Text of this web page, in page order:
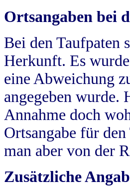
Ortsangaben bei
Bei den Taufpaten
Herkunft. Es
eine Abweichung
angegeben wurde.
Annahme doch
Ortsangabe für
man aber von der
Zusätzliche